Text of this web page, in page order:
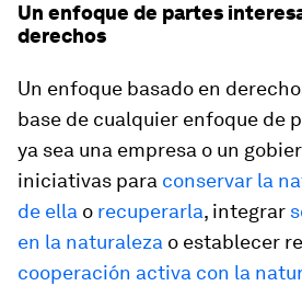
Un enfoque de partes
derechos
Un enfoque basado en
base de cualquier enfoque de
ya sea una empresa o un
iniciativas para conservar la
de ella o recuperarla, integrar
en la naturaleza o establecer
cooperación activa con la